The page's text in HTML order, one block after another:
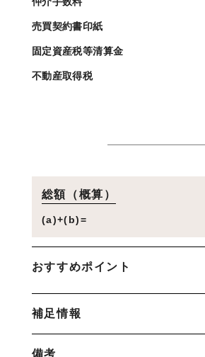
売買契約書印紙
固定資産税等清算金
不動産取得税
総額（概算）
(a)+(b)=
おすすめポイント
補足情報
備考